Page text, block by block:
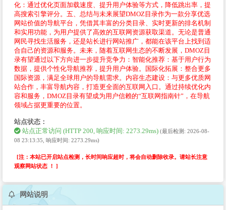
化：通过优化页面加载速度、提升用户体验等方式，降低跳出率，提
高搜索引擎评分。五、总结与未来展望DMOZ目录作为一款分享优选
网站价值的导航平台，凭借其丰富的分类目录、实时更新的排名机制
和实用功能，为用户提供了高效的互联网资源获取渠道。无论是普通
网民寻找生活服务，还是站长进行网站推广，都能在该平台上找到适
合自己的资源和服务。未来，随着互联网生态的不断发展，DMOZ目
录有望通过以下方向进一步提升竞争力：智能化推荐：基于用户行为
数据，提供个性化导航推荐，提升用户体验。国际化拓展：整合更多
国际资源，满足全球用户的导航需求。内容生态建设：与更多优质网
站合作，丰富导航内容，打造更全面的互联网入口。通过持续优化内
容和服务，DMOZ目录有望成为用户信赖的“互联网指南针”，在导航
领域占据更重要的位置。
站点状态：
站点正常访问 (HTTP 200, 响应时间: 2273.29ms) (最后检测: 2026-08-
08 23:13:35, 响应时间: 2273.29ms)
[注：本站已开启站点检测，长时间响应超时，将会自动删除收录。请站长注意
观察网站状态 ！ ]
网站说明